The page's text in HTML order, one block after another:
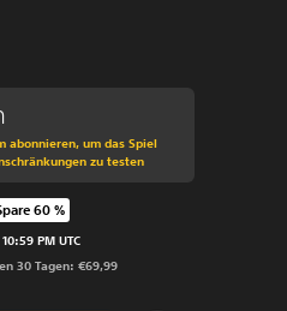
abonnieren, um das Spiel
zu testen
gegenüber dem Originalpreis
60 %
PM UTC
30 Tagen: €69,99